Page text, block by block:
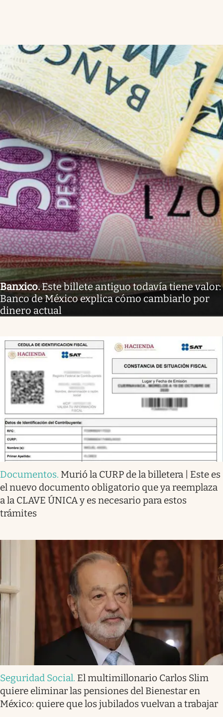
Banxico.Este billete antiguo todavía tiene valor:
Banco de México explica cómo cambiarlo por
dinero actual
Documentos. Murió la CURP de la billetera | Este es
el nuevo documento obligatorio que ya reemplaza
a la CLAVE ÚNICA y es necesario para estos
trámites
Seguridad Social. El multimillonario Carlos Slim
quiere eliminar las pensiones del Bienestar en
México: quiere que los jubilados vuelvan a trabajar